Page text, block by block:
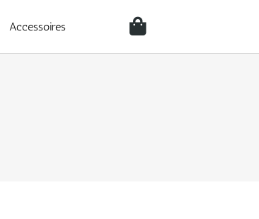
Accessoires